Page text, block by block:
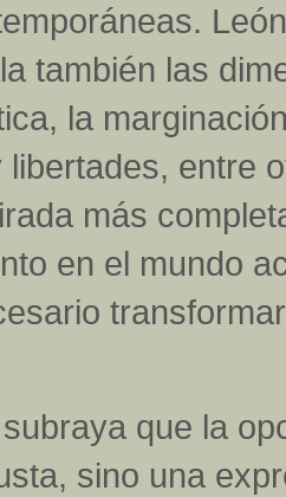
también las
la
entre
más
en el mundo
que la
sino una